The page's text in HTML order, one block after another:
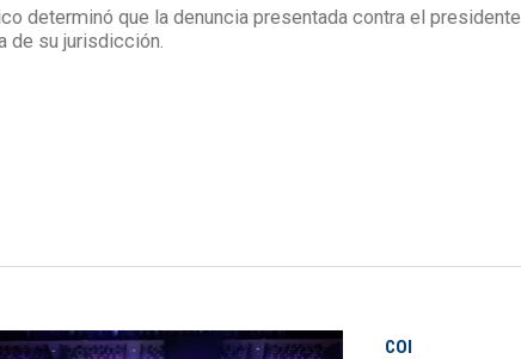
determinó que la denuncia presentada contra el presidente
de su jurisdicción.
COI